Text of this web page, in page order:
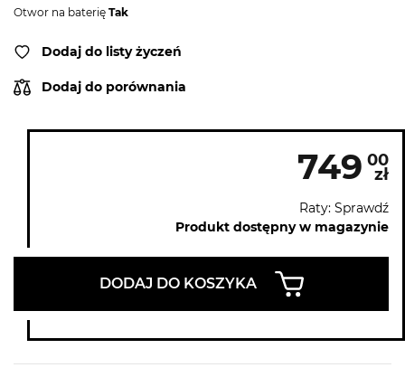
Otwor na baterię Tak
Dodaj do listy życzeń
Dodaj do porównania
749 00
zł
Raty: Sprawdź
Produkt dostępny w magazynie
DODAJ DO KOSZYKA